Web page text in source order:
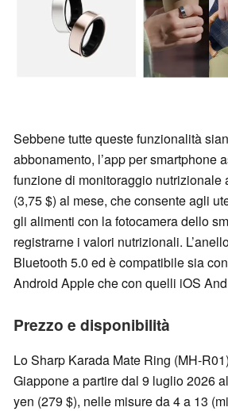
Sebbene tutte queste funzionalità
abbonamento, l’app per smartphone
funzione di monitoraggio nutrizionale
(3,75 $) al mese, che consente agli
gli alimenti con la fotocamera dello
registrarne i valori nutrizionali.
Bluetooth 5.0 ed è compatibile sia
Android Apple che con quelli iOS
Prezzo e disponibilità
Lo Sharp Karada Mate Ring (MH-
Giappone a partire dal 9 luglio 2026
yen (279 $), nelle misure da 4 a 13